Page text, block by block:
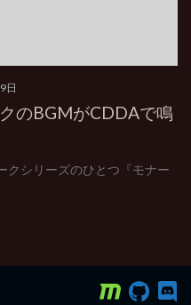
日
のBGMがCDDAで鳴
クシリーズのひとつ『モナー